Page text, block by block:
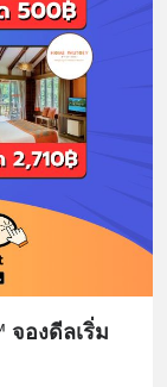
องดีลเริ่ม